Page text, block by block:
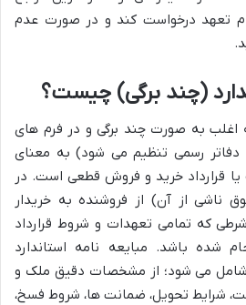
تعهد درخواست کند و در صورت عدم
(چند برگی) چیست؟
اغلب به صورت چند برگی و در فرم های
دفاتر رسمی تنظیم می شود) به معنای
یا قرارداد خرید و فروش قطعی است. در
ناشی از آن) از فروشنده به خریدار
که تمامی تعهدات و شروط قرارداد
شده باشد. مبایعه نامه استاندارد
شامل می شود؛ از مشخصات دقیق ملک و
شرایط تحویل، ضمانت ها، شروط فسخ،